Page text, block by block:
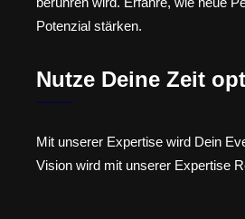
Potenzial stärken.
Nutze Deine Zeit
Mit unserer Expertise wird Dein
Vision wird mit unserer Expertise